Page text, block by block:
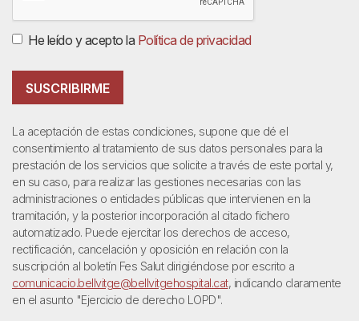
He leído y acepto la Política de privacidad
SUSCRIBIRME
La aceptación de estas condiciones, supone que dé el
consentimiento al tratamiento de sus datos personales para la
prestación de los servicios que solicite a través de este portal y,
en su caso, para realizar las gestiones necesarias con las
administraciones o entidades públicas que intervienen en la
tramitación, y la posterior incorporación al citado fichero
automatizado. Puede ejercitar los derechos de acceso,
rectificación, cancelación y oposición en relación con la
suscripción al boletín Fes Salut dirigiéndose por escrito a
comunicacio.bellvitge@bellvitgehospital.cat, indicando claramente
en el asunto "Ejercicio de derecho LOPD".